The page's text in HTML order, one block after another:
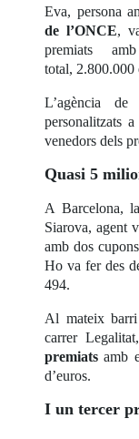
Eva, persona
de l’ONCE,
premiats
total, 2.800.000
L’agència
personalitzats
venedors dels
Quasi 5
A Barcelona,
Siarova, agent
amb dos
Ho va fer des
494.
Al mateix
carrer
premiats amb
d’euros.
I un tercer